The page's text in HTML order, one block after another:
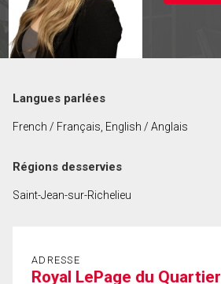
Nom
Message
Langues parlées
French / Français, English / Anglais
Régions desservies
Saint-Jean-sur-Richelieu
ADRESSE
Royal LePage du Quartier